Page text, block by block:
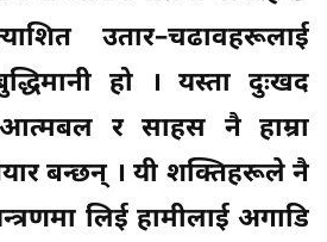
उतार–चढावहरूलाई
हो । यस्ता दुःखद
र साहस नै हाम्रा
बन्छन् । यी शक्तिहरूले नै
लिई हामीलाई अगाडि